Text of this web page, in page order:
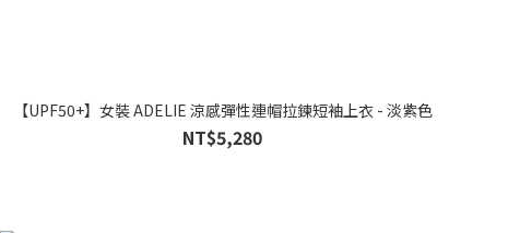
【UPF50+】女裝 ADELIE 涼感彈性連帽拉鍊短袖上衣 - 淡紫色
NT$5,280